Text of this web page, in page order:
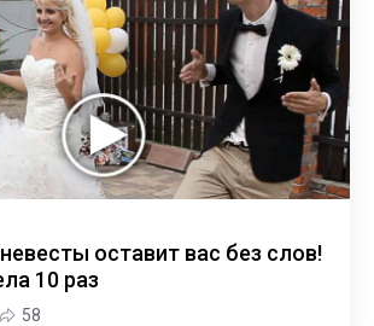
оставит вас без слов!
10 раз
58